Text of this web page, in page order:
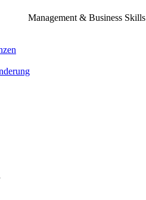
Management & Business Skills